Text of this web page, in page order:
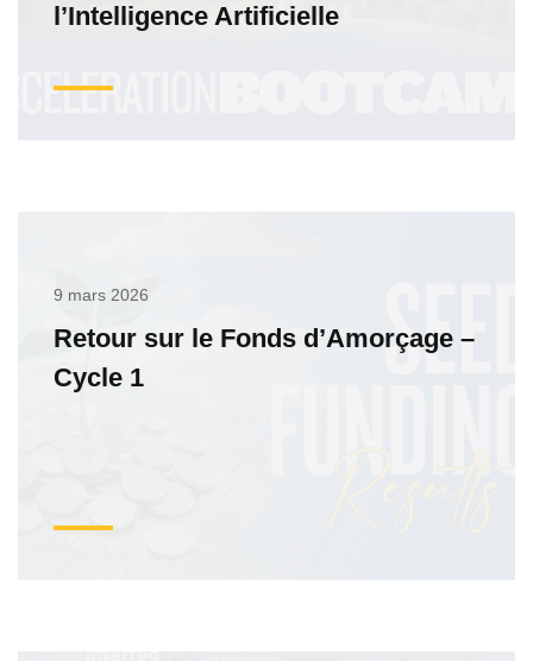
l’Intelligence Artificielle
9 mars 2026
Retour sur le Fonds d’Amorçage –
Cycle 1